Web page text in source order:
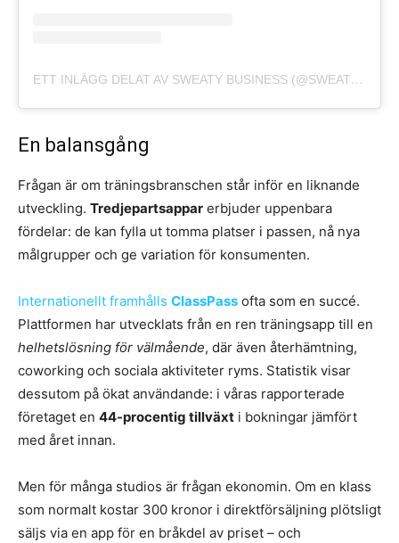
ETT INLÄGG DELAT AV SWEATY BUSINESS (@SWEATYBUSINESSMEDIA)
En balansgång
Frågan är om träningsbranschen står inför en liknande
utveckling. Tredjepartsappar erbjuder uppenbara
fördelar: de kan fylla ut tomma platser i passen, nå nya
målgrupper och ge variation för konsumenten.
Internationellt framhålls ClassPass ofta som en succé.
Plattformen har utvecklats från en ren träningsapp till en
helhetslösning för välmående, där även återhämtning,
coworking och sociala aktiviteter ryms. Statistik visar
dessutom på ökat användande: i våras rapporterade
företaget en 44-procentig tillväxt i bokningar jämfört
med året innan.
Men för många studios är frågan ekonomin. Om en klass
som normalt kostar 300 kronor i direktförsäljning plötsligt
säljs via en app för en bråkdel av priset – och